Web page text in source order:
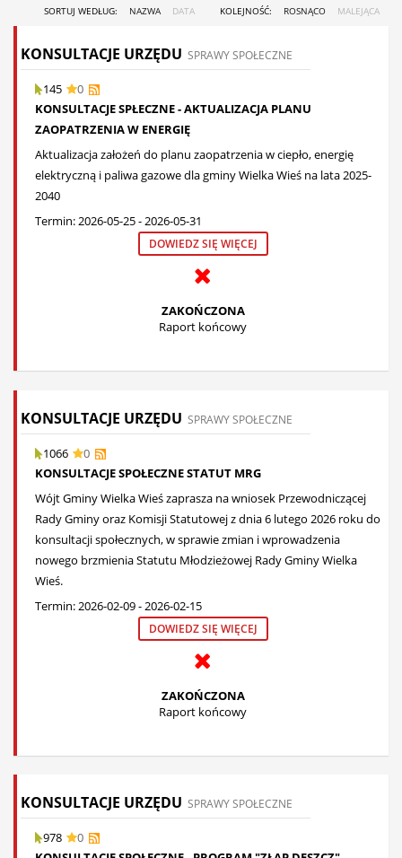
SORTUJ WEDŁUG: NAZWA DATA KOLEJNOŚĆ: ROSNĄCO MALEJĄCA
KONSULTACJE URZĘDU SPRAWY SPOŁECZNE
145
0
KONSULTACJE SPŁECZNE - AKTUALIZACJA PLANU
ZAOPATRZENIA W ENERGIĘ
Aktualizacja założeń do planu zaopatrzenia w ciepło, energię
elektryczną i paliwa gazowe dla gminy Wielka Wieś na lata 2025-
2040
Termin: 2026-05-25 - 2026-05-31
DOWIEDZ SIĘ WIĘCEJ
ZAKOŃCZONA
Raport końcowy
KONSULTACJE URZĘDU SPRAWY SPOŁECZNE
1066
0
KONSULTACJE SPOŁECZNE STATUT MRG
Wójt Gminy Wielka Wieś zaprasza na wniosek Przewodniczącej
Rady Gminy oraz Komisji Statutowej z dnia 6 lutego 2026 roku do
konsultacji społecznych, w sprawie zmian i wprowadzenia
nowego brzmienia Statutu Młodzieżowej Rady Gminy Wielka
Wieś.
Termin: 2026-02-09 - 2026-02-15
DOWIEDZ SIĘ WIĘCEJ
ZAKOŃCZONA
Raport końcowy
KONSULTACJE URZĘDU SPRAWY SPOŁECZNE
978
0